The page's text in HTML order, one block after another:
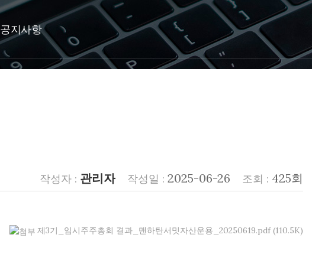
공지사항
작성자 : 관리자 작성일 : 2025-06-26 조회 : 425회
제3기_임시주주총회 결과_맨하탄서밋자산운용_20250619.pdf(110.5K)